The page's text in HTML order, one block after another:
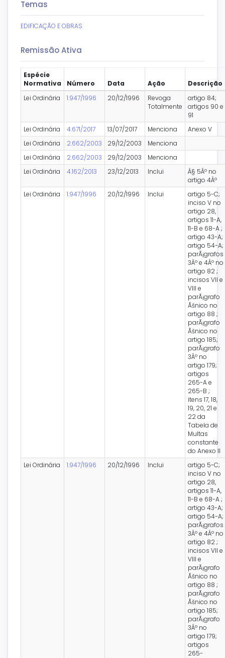
Temas
EDIFICAÇÃO E OBRAS
Remissão Ativa
Espécie
Normativa
Número Data Ação
Descrição
Lei Ordinária
1.947/1996 20/12/1996
Revoga
Totalmente
artigo 84;
artigos 90 e
91
Lei Ordinária
4.671/2017 13/07/2017 Menciona
Anexo V
Lei Ordinária
2.662/2003 29/12/2003
Menciona
Lei Ordinária
2.662/2003 29/12/2003
Menciona
Lei Ordinária
4.162/2013 23/12/2013 Inclui
Â§ 5Âº no
artigo 4Âº
Lei Ordinária
1.947/1996 20/12/1996 Inclui
artigo 5-C;
inciso V no
artigo 28,
artigos 11-A,
11-B e 68-A ;
artigo 43-A;
artigo 54-A;
parÃ¡grafos
3Âº e 4Âº no
artigo 82 ;
incisos VII e
VIII e
parÃ¡grafo
Ãšnico no
artigo 88 ;
parÃ¡grafo
Ãšnico no
artigo 185;
parÃ¡grafo
3Âº no
artigo 179;
artigos
265-A e
265-B ;
itens 17, 18,
19, 20, 21 e
22 da
Tabela de
Multas
constante
do Anexo II
Lei Ordinária
1.947/1996 20/12/1996 Inclui
artigo 5-C;
inciso V no
artigo 28,
artigos 11-A,
11-B e 68-A ;
artigo 43-A;
artigo 54-A;
parÃ¡grafos
3Âº e 4Âº no
artigo 82 ;
incisos VII e
VIII e
parÃ¡grafo
Ãšnico no
artigo 88 ;
parÃ¡grafo
Ãšnico no
artigo 185;
parÃ¡grafo
3Âº no
artigo 179;
artigos
265-